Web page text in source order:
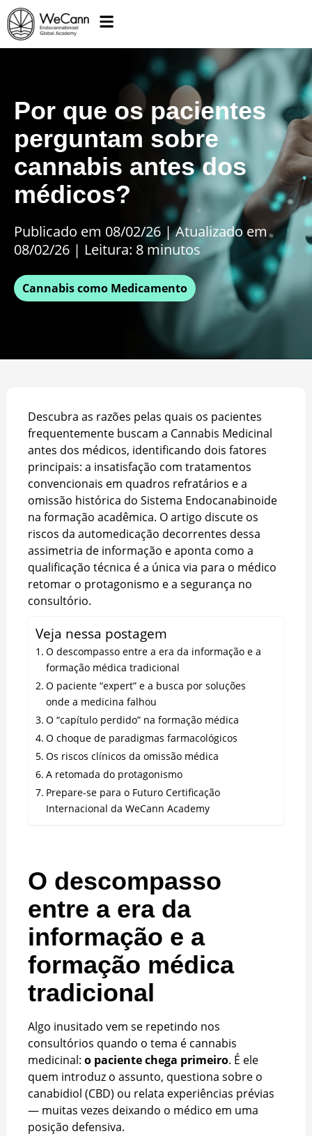
Por que os pacientes
perguntam sobre
cannabis antes dos
médicos?
Publicado em 08/02/26 |Atualizado em
08/02/26 | Leitura: 8 minutos
Cannabis como Medicamento
Descubra as razões pelas quais os pacientes
frequentemente buscam a Cannabis Medicinal
antes dos médicos, identificando dois fatores
principais: a insatisfação com tratamentos
convencionais em quadros refratários e a
omissão histórica do Sistema Endocanabinoide
na formação acadêmica. O artigo discute os
riscos da automedicação decorrentes dessa
assimetria de informação e aponta como a
qualificação técnica é a única via para o médico
retomar o protagonismo e a segurança no
consultório.
Veja nessa postagem
O descompasso entre a era da informação e a
formação médica tradicional
O paciente “expert” e a busca por soluções
onde a medicina falhou
O “capítulo perdido” na formação médica
O choque de paradigmas farmacológicos
Os riscos clínicos da omissão médica
A retomada do protagonismo
Prepare-se para o Futuro Certificação
Internacional da WeCann Academy
O descompasso
entre a era da
informação e a
formação médica
tradicional
Algo inusitado vem se repetindo nos
consultórios quando o tema é cannabis
medicinal: o paciente chega primeiro. É ele
quem introduz o assunto, questiona sobre o
canabidiol (CBD) ou relata experiências prévias
— muitas vezes deixando o médico em uma
posição defensiva.